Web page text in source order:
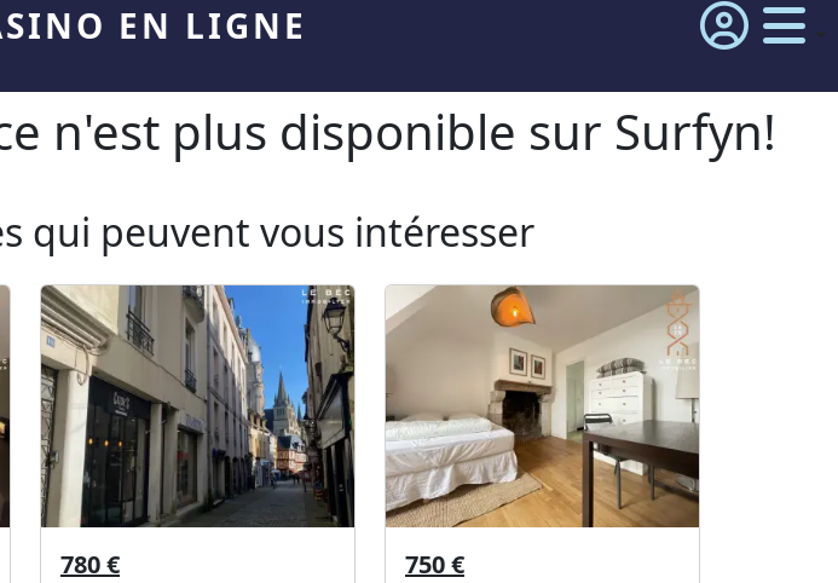
EN LIGNE
n'est plus disponible sur Surfyn!
qui peuvent vous intéresser
780 € 750 €